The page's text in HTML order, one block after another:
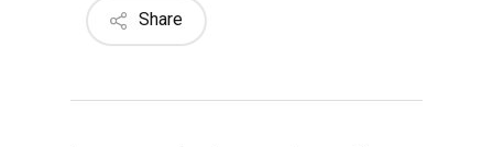
Share